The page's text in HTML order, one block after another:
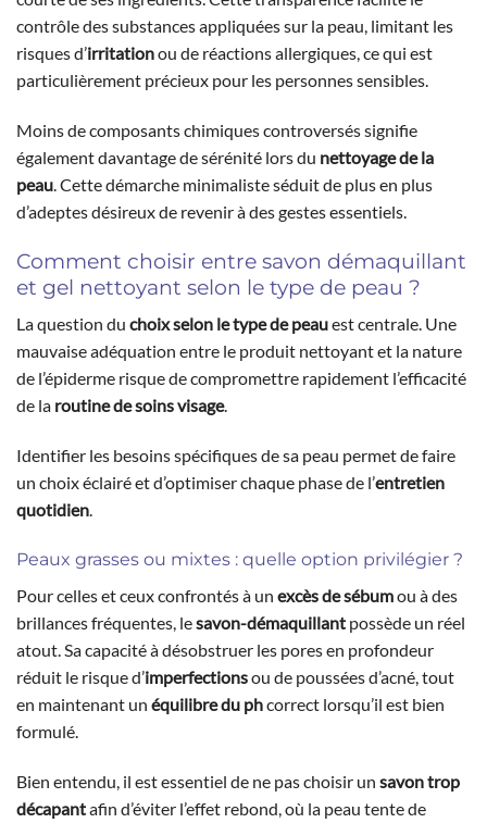
contrôle des substances appliquées sur la peau, limitant les
risques d’irritationou de réactions allergiques, ce qui est
particulièrement précieux pour les personnes sensibles.
Moins de composants chimiques controversés signifie
également davantage de sérénité lors du nettoyage de la
peau. Cette démarche minimaliste séduit de plus en plus
d’adeptes désireux de revenir à des gestes essentiels.
Comment choisir entre savon démaquillant
et gel nettoyant selon le type de peau ?
La question du choix selon le type de peauest centrale. Une
mauvaise adéquation entre le produit nettoyant et la nature
de l’épiderme risque de compromettre rapidement l’efficacité
de la routine de soins visage.
Identifier les besoins spécifiques de sa peau permet de faire
un choix éclairé et d’optimiser chaque phase de l’entretien
quotidien.
Peaux grasses ou mixtes : quelle option privilégier ?
Pour celles et ceux confrontés à un excès de sébumou à des
brillances fréquentes, lesavon-démaquillant possède un réel
atout. Sa capacité à désobstruer les pores en profondeur
réduit le risque d’imperfectionsou de poussées d’acné, tout
en maintenant un équilibre du phcorrect lorsqu’il est bien
formulé.
Bien entendu, il est essentiel de ne pas choisir un savon trop
décapantafin d’éviter l’effet rebond, où la peau tente de